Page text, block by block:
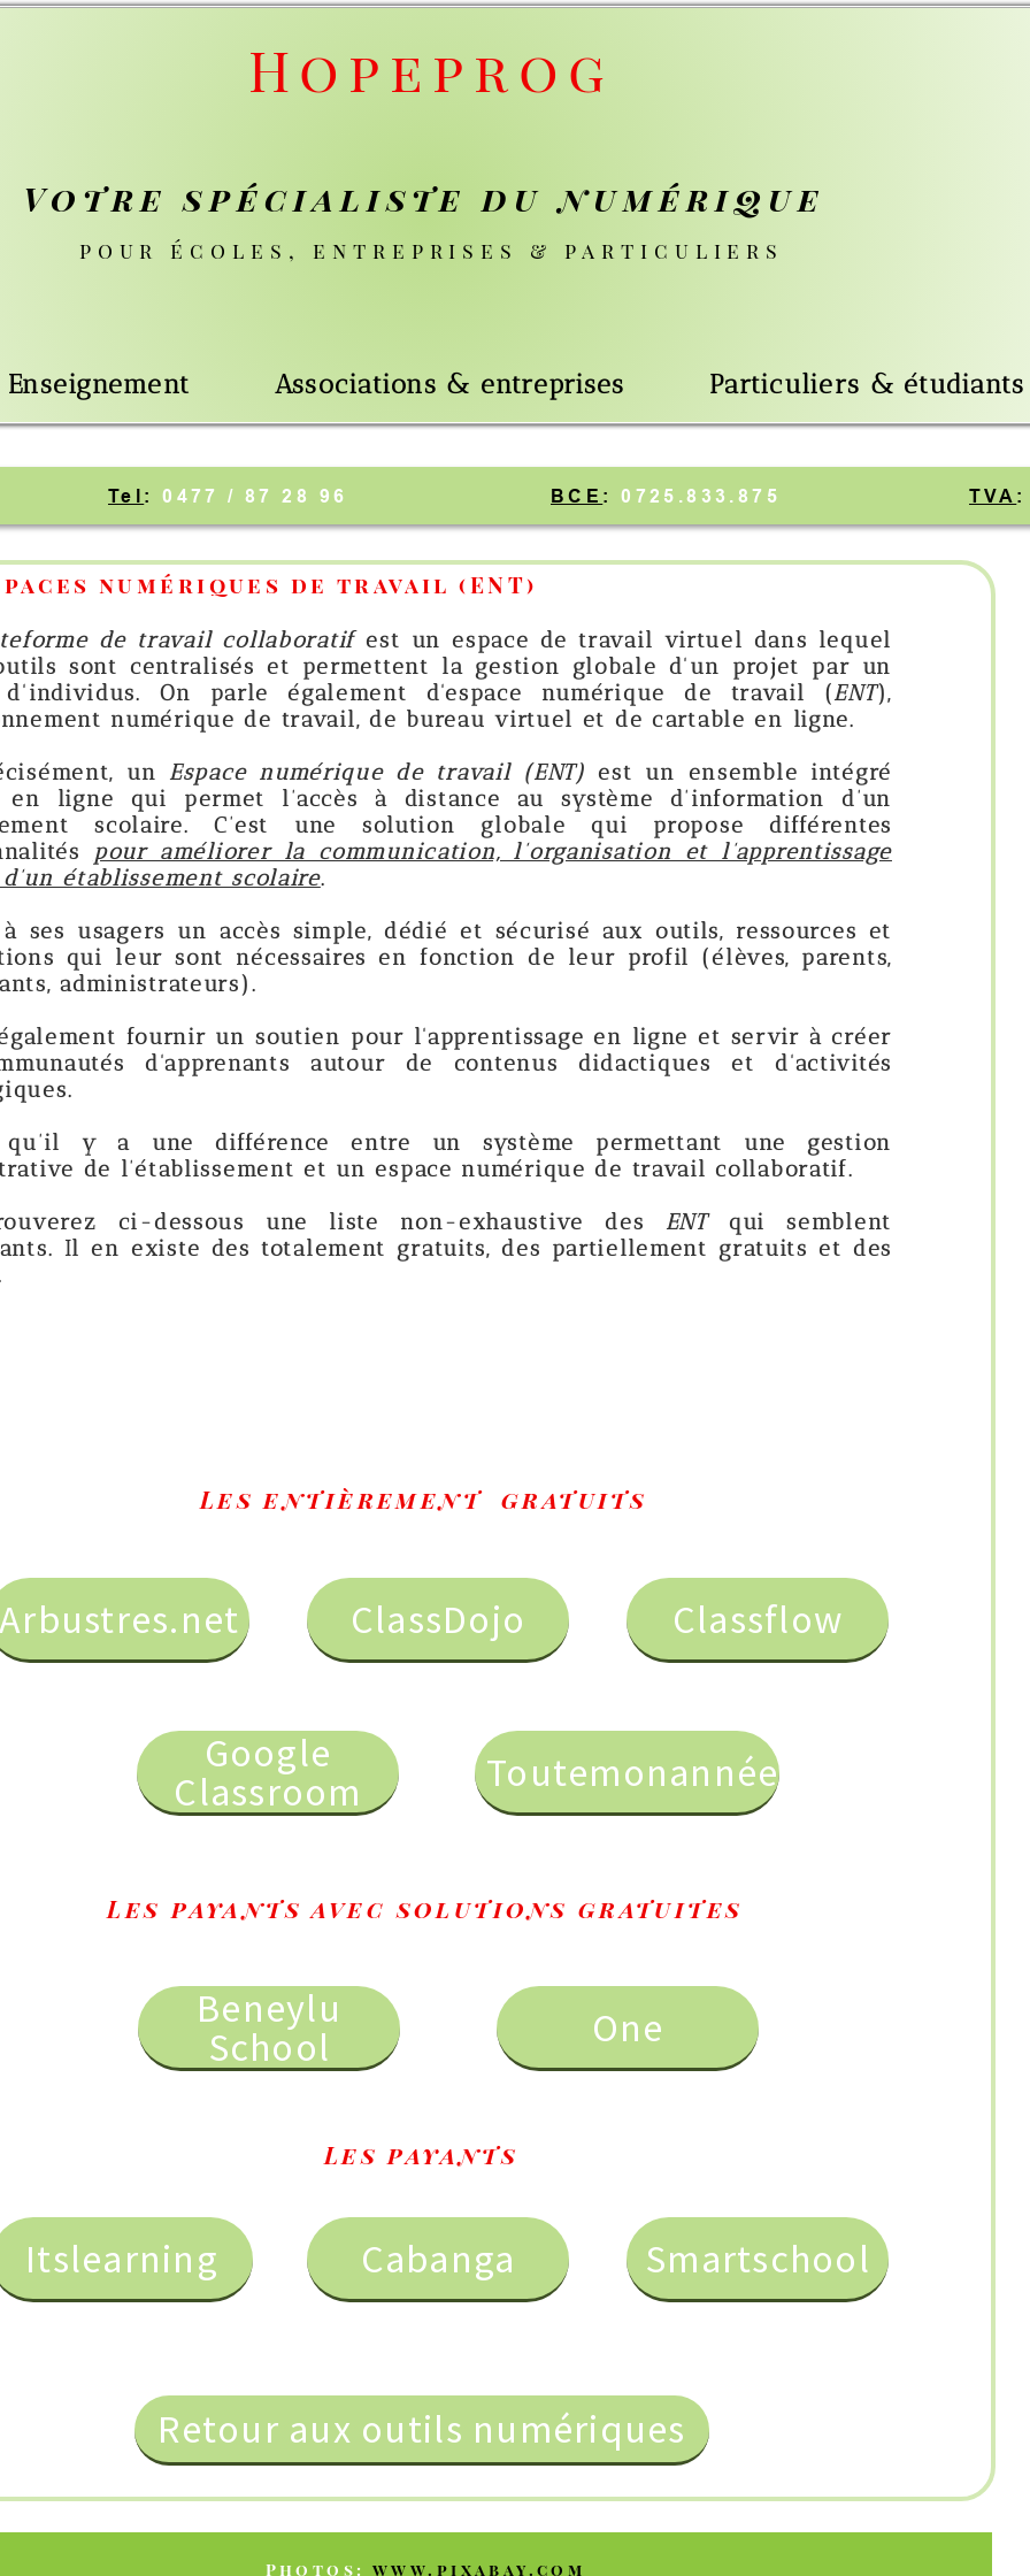
Associations & entreprises Particuliers & étudiants
Hopeprog
spécialiste du numérique
écoles, entreprises & particuliers
0477 / 87 28 96 0725.833.875
www.pixabay.com
de travail (ENT)
collaboratifest un espace de travail virtuel dans lequel
et permettent la gestion globale d'un projet par un
parle également d' espace numérique de travail ( ENT
,
de travail, debureau virtuelet de cartable en ligne.
Espace numérique de travail (ENT) est un ensemble intégré
permet l’accès à distance au système d’information d’un
C’est une solution globale qui propose différentes
la communication, l’organisation et l’apprentissage
scolaire.
un accès simple, dédié et sécurisé aux outils, ressources et
sont nécessaires en fonction de leur profil (élèves, parents,
un soutien pour l'apprentissage en ligne et servir à créer
autour de contenus didactiques et d'activités
différence entre un système permettant une gestion
et un espace numérique de travail collaboratif.
une liste non-exhaustive desENTqui semblent
des totalement gratuits, des partiellement gratuits et des
entièrement gratuits
ClassDojo Classflow
Google
Classroom
Toutemonannée
payants avec solutions gratuites
Beneylu
School
One
ayants
Cabanga Smartschool
Retour aux outils numériques